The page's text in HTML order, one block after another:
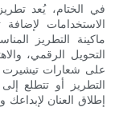
في الختام، يُعد
الاستخدامات
ماكينة التطريز
التحويل الرقمي،
على شعارات تيشيرت
التطريز أو تتطلع
إطلاق العنان